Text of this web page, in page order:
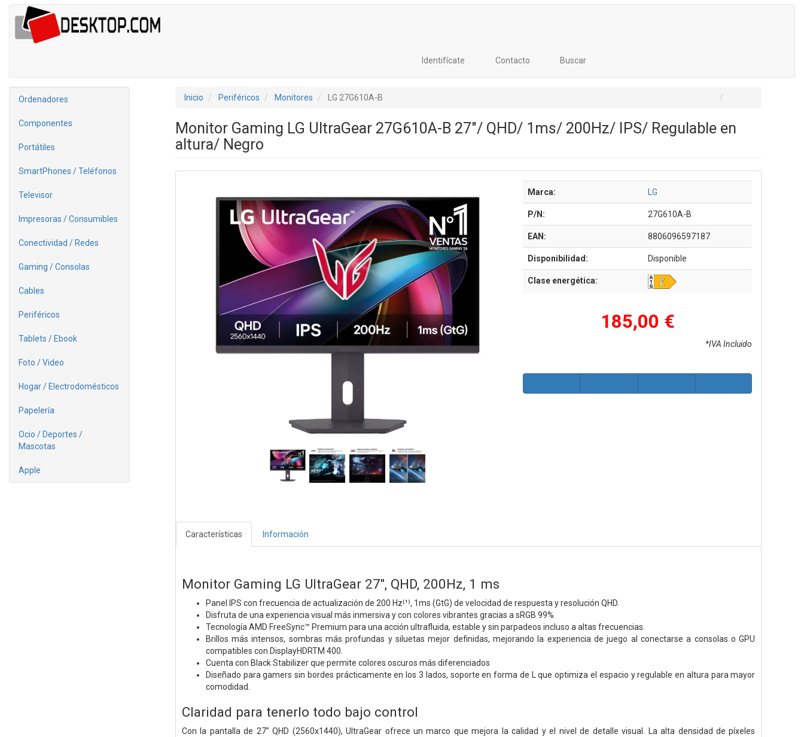
Identifícate Contacto Buscar
Ordenadores
Componentes
Portátiles
SmartPhones / Teléfonos
Televisor
Impresoras / Consumibles
Conectividad / Redes
Gaming / Consolas
Cables
Periféricos
Tablets / Ebook
Foto / Video
Hogar / Electrodomésticos
Papelería
Ocio / Deportes /
Mascotas
Apple
Inicio Periféricos Monitores LG 27G610A-B
Monitor Gaming LG UltraGear 27G610A-B 27"/ QHD/ 1ms/ 200Hz/ IPS/ Regulable en
altura/ Negro
Marca: LG
P/N: 27G610A-B
EAN: 8806096597187
Disponibilidad: Disponible
Clase energética:
185,00 €
*IVA Incluido
Características Información
Monitor Gaming LG UltraGear 27", QHD, 200Hz, 1 ms
Panel IPS con frecuencia de actualización de 200 Hz⁽¹⁾, 1ms (GtG) de velocidad de respuesta y resolución QHD.
Disfruta de una experiencia visual más inmersiva y con colores vibrantes gracias a sRGB 99%
Tecnología AMD FreeSync™ Premium para una acción ultrafluida, estable y sin parpadeos incluso a altas frecuencias.
Brillos más intensos, sombras más profundas y siluetas mejor definidas, mejorando la experiencia de juego al conectarse a consolas o GPU
compatibles con DisplayHDRTM 400.
Cuenta con Black Stabilizer que permite colores oscuros más diferenciados
Diseñado para gamers sin bordes prácticamente en los 3 lados, soporte en forma de L que optimiza el espacio y regulable en altura para mayor
comodidad.
Claridad para tenerlo todo bajo control
Con la pantalla de 27" QHD (2560x1440), UltraGear ofrece un marco que mejora la calidad y el nivel de detalle visual. La alta densidad de píxeles